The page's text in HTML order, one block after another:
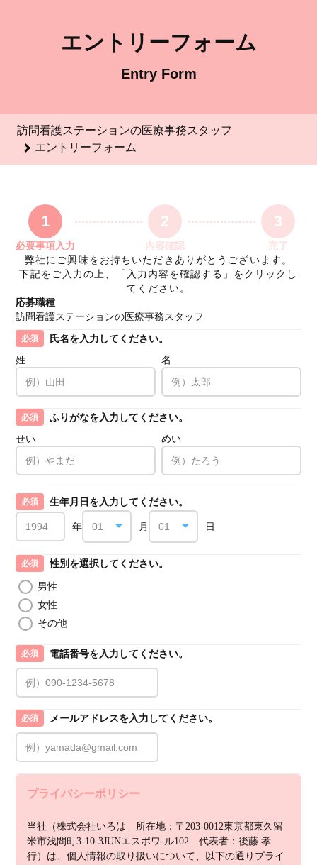
エントリーフォーム
Entry Form
訪問看護ステーションの医療事務スタッフ
エントリーフォーム
1
必要事項入力
2
内容確認
3
完了
弊社にご興味をお持ちいただきありがとうございます。
下記をご入力の上、「入力内容を確認する」をクリックし
てください。
応募職種
訪問看護ステーションの医療事務スタッフ
必須
氏名を入力してください。
姓
名
必須
ふりがなを入力してください。
せい
めい
必須 生年月日を入力してください。
年 月 日
必須
性別を選択してください。
男性
女性
その他
必須 電話番号を入力してください。
必須 メールアドレスを入力してください。
プライバシーポリシー
当社（株式会社いろは　所在地：〒203-0012東京都東久留
米市浅間町3-10-3JUNエスポワ-ル102　代表者：後藤 孝
行）は、個人情報の取り扱いについて、以下の通りプライ